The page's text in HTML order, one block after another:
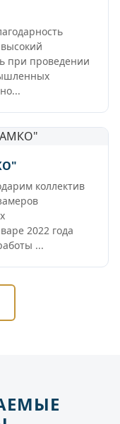
при проведении
коллектив
2022 года
...